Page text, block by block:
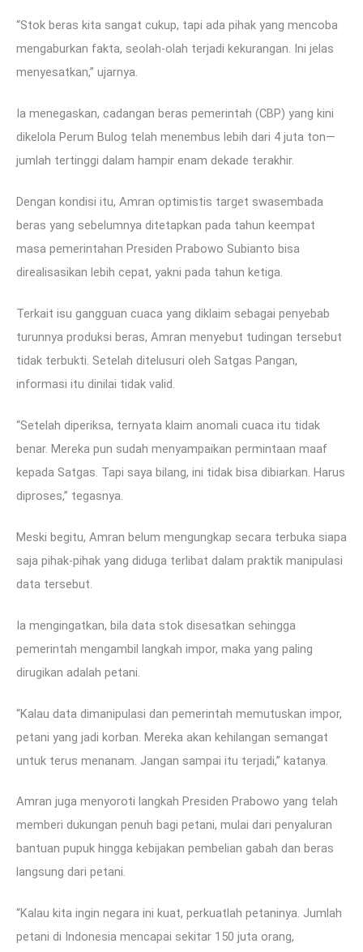
“Stok beras kita sangat cukup, tapi ada pihak yang mencoba
mengaburkan fakta, seolah-olah terjadi kekurangan. Ini jelas
menyesatkan,” ujarnya.
Ia menegaskan, cadangan beras pemerintah (CBP) yang kini
dikelola Perum Bulog telah menembus lebih dari 4 juta ton—
jumlah tertinggi dalam hampir enam dekade terakhir.
Dengan kondisi itu, Amran optimistis target swasembada
beras yang sebelumnya ditetapkan pada tahun keempat
masa pemerintahan Presiden Prabowo Subianto bisa
direalisasikan lebih cepat, yakni pada tahun ketiga.
Terkait isu gangguan cuaca yang diklaim sebagai penyebab
turunnya produksi beras, Amran menyebut tudingan tersebut
tidak terbukti. Setelah ditelusuri oleh Satgas Pangan,
informasi itu dinilai tidak valid.
“Setelah diperiksa, ternyata klaim anomali cuaca itu tidak
benar. Mereka pun sudah menyampaikan permintaan maaf
kepada Satgas. Tapi saya bilang, ini tidak bisa dibiarkan. Harus
diproses,” tegasnya.
Meski begitu, Amran belum mengungkap secara terbuka siapa
saja pihak-pihak yang diduga terlibat dalam praktik manipulasi
data tersebut.
Ia mengingatkan, bila data stok disesatkan sehingga
pemerintah mengambil langkah impor, maka yang paling
dirugikan adalah petani.
“Kalau data dimanipulasi dan pemerintah memutuskan impor,
petani yang jadi korban. Mereka akan kehilangan semangat
untuk terus menanam. Jangan sampai itu terjadi,” katanya.
Amran juga menyoroti langkah Presiden Prabowo yang telah
memberi dukungan penuh bagi petani, mulai dari penyaluran
bantuan pupuk hingga kebijakan pembelian gabah dan beras
langsung dari petani.
“Kalau kita ingin negara ini kuat, perkuatlah petaninya. Jumlah
petani di Indonesia mencapai sekitar 150 juta orang,